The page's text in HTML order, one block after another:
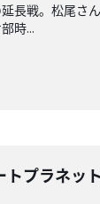
長戦。松尾さ
時...
プラネット